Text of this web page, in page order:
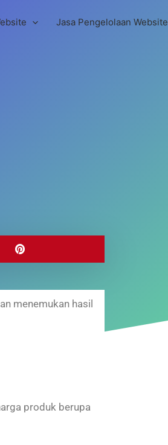
Jasa Pengelolaan Website
menemukan hasil
produk berupa